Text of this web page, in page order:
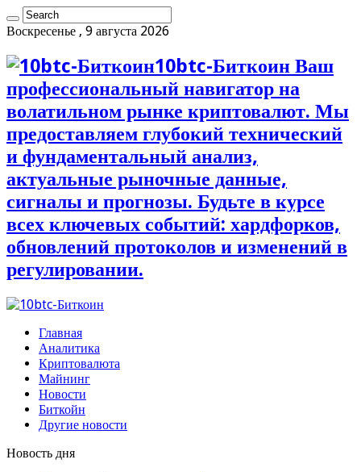
Воскресенье , 9 августа 2026
10btc-Биткоин Ваш
профессиональный навигатор на
волатильном рынке криптовалют. Мы
предоставляем глубокий технический
и фундаментальный анализ,
актуальные рыночные данные,
сигналы и прогнозы. Будьте в курсе
всех ключевых событий: хардфорков,
обновлений протоколов и изменений в
регулировании.
Главная
Аналитика
Криптовалюта
Майнинг
Новости
Биткойн
Другие новости
Новость дня